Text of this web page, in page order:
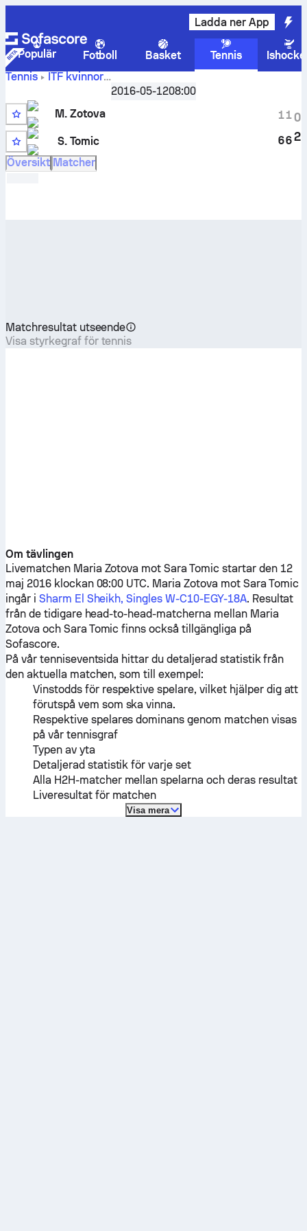
Ladda ner App
Populär Fotboll Basket Tennis
Tennis
ITF kvinnor
Sharm El Sheikh, Singles W-C10-EGY-18A
och H2H-resultat för
2016-05-1208:00
M. Zotova
3
S. Tomic
1
6
1
6
0
2
Översikt Matcher
Matchresultat utseende
Visa styrkegraf för tennis
Om tävlingen
Livematchen Maria Zotova motSara Tomicstartar den 12
maj 2016 klockan 08:00 UTC. Maria Zotova mot Sara Tomic
ingår i Sharm El Sheikh, Singles W-C10-EGY-18A. Resultat
från de tidigare head-to-head-matcherna mellan Maria
Zotova och Sara Tomic finns också tillgängliga på
Sofascore.
På vår tenniseventsida hittar du detaljerad statistik från
den aktuella matchen, som till exempel:
Vinstodds för respektive spelare, vilket hjälper dig att
förutspå vem som ska vinna.
Respektive spelares dominans genom matchen visas
på vår tennisgraf
Typen av yta
Detaljerad statistik för varje set
Alla H2H-matcher mellan spelarna och deras resultat
Liveresultat för matchen
Visa mera